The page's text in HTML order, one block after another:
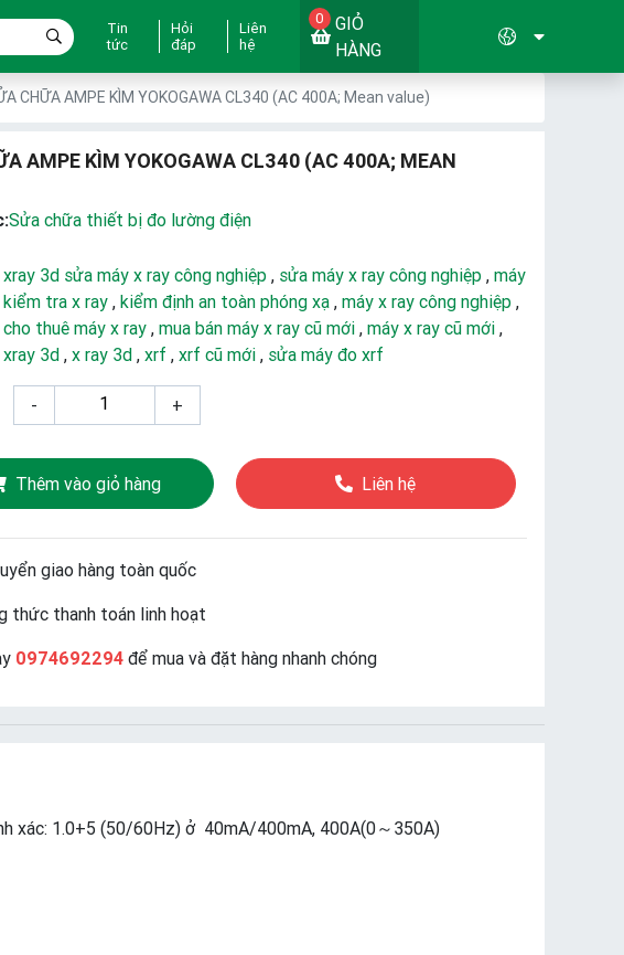
Tin
tức
Hỏi
đáp
Liên
hệ
GIỎ
HÀNG
0
CHỮA AMPE KÌM YOKOGAWA CL340 (AC 400A; Mean value)
AMPE KÌM YOKOGAWA CL340 (AC 400A; MEAN
Sửa chữa thiết bị đo lường điện
xray 3d sửa máy x ray công nghiệp, sửa máy x ray công nghiệp, máy
kiểm tra x ray, kiểm định an toàn phóng xạ, máy x ray công nghiệp,
cho thuê máy x ray, mua bán máy x ray cũ mới, máy x ray cũ mới,
xray 3d, x ray 3d, xrf , xrf cũ mới, sửa máy đo xrf
- +
Thêm vào giỏ hàng Liên hệ
giao hàng toàn quốc
thức thanh toán linh hoạt
0974692294để mua và đặt hàng nhanh chóng
xác: 1.0+5 (50/60Hz) ở 40mA/400mA, 400A(0～350A)